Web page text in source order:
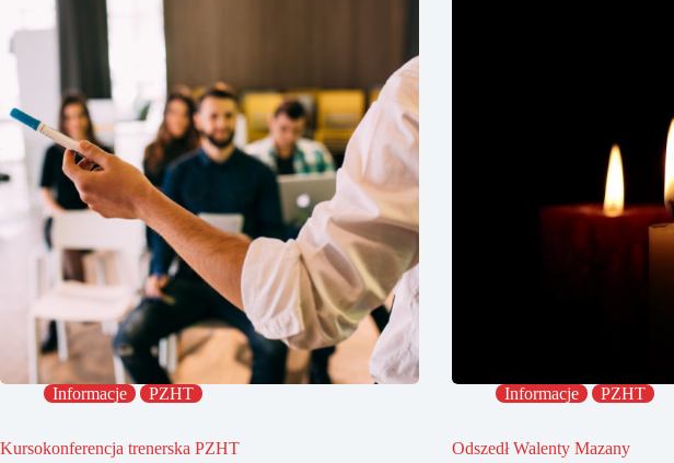
Informacje PZHT
Kursokonferencja trenerska PZHT
Informacje PZHT
Odszedł Walenty Mazany